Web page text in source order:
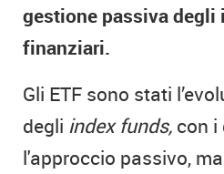
gestione passiva
finanziari.
Gli ETF sono stati
degli index funds, con i
l'approccio passivo,